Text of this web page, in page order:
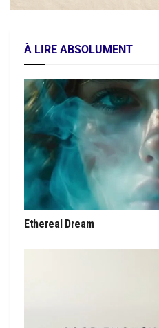
À LIRE ABSOLUMENT
Ethereal Dream